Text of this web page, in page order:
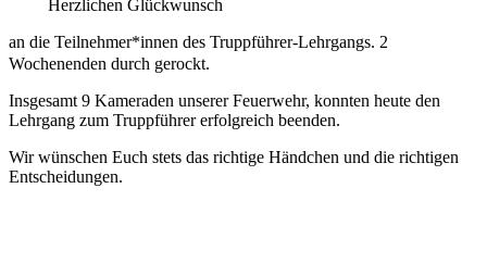
Herzlichen Glückwunsch
an die Teilnehmer*innen des Truppführer-Lehrgangs. 2
Wochenenden durch gerockt.
Insgesamt 9 Kameraden unserer Feuerwehr, konnten heute den
Lehrgang zum Truppführer erfolgreich beenden.
Wir wünschen Euch stets das richtige Händchen und die richtigen
Entscheidungen.